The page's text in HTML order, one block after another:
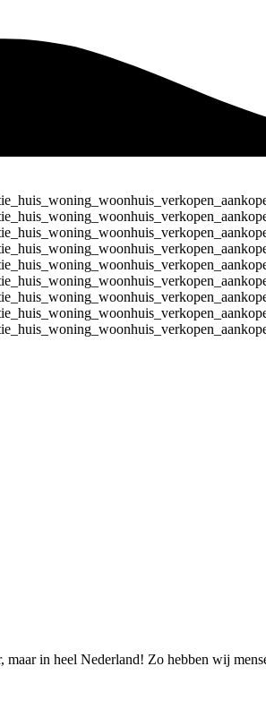
in heel Nederland! Zo hebben wij